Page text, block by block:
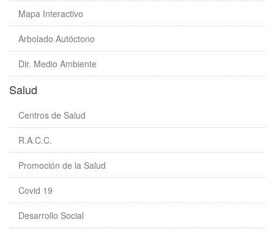
Mapa Interactivo
Arbolado Autóctono
Dir. Medio Ambiente
Salud
Centros de Salud
R.A.C.C.
Promoción de la Salud
Covid 19
Desarrollo Social